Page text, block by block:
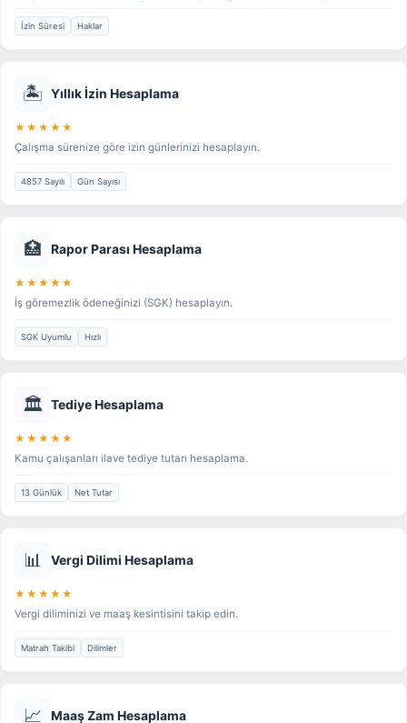
İzin Süresi Haklar
🏝️ Yıllık İzin Hesaplama
★★★★★
Çalışma sürenize göre izin günlerinizi hesaplayın.
4857 Sayılı Gün Sayısı
🏥 Rapor Parası Hesaplama
★★★★★
İş göremezlik ödeneğinizi (SGK) hesaplayın.
SGK Uyumlu Hızlı
🏛️ Tediye Hesaplama
★★★★★
Kamu çalışanları ilave tediye tutarı hesaplama.
13 Günlük Net Tutar
📊 Vergi Dilimi Hesaplama
★★★★★
Vergi diliminizi ve maaş kesintisini takip edin.
Matrah Takibi Dilimler
📈 Maaş Zam Hesaplama